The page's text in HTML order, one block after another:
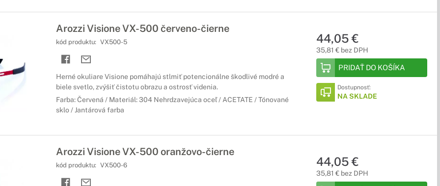
Arozzi Visione VX-500 červeno-čierne
kód produktu: VX500-5
Herné okuliare Visione pomáhajú stlmiť potencionálne škodlivé modré a
biele svetlo, zvýšiť čistotu obrazu a ostrosť videnia.
Farba: Červená / Materiál: 304 Nehrdzavejúca oceľ / ACETATE / Tónované
sklo / Jantárová farba
44,05 €
35,81 € bez DPH
PRIDAŤ DO KOŠÍKA
Dostupnosť:
NA SKLADE
Arozzi Visione VX-500 oranžovo-čierne
kód produktu: VX500-6 44,05 €
35,81 € bez DPH